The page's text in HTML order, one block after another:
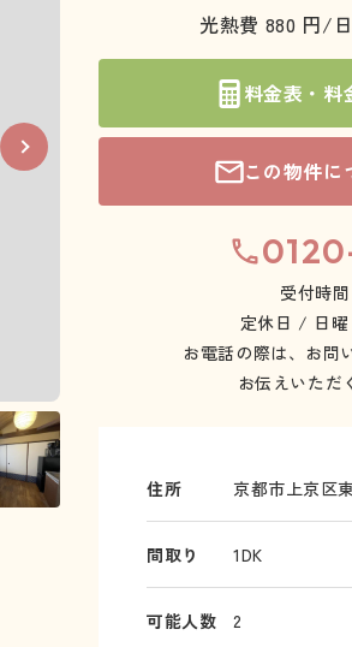
光熱費 880 円/日
料金表・料
この物件に
受付時
定休日 / 日曜
お電話の際は、お問
お伝えいただ
住所 京都市上京区
間取り 1DK
可能人数 2